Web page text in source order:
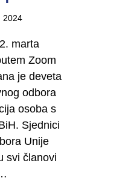
2024
marta
Zoom
je deveta
odbora
osoba s
Sjednici
Unije
svi članovi